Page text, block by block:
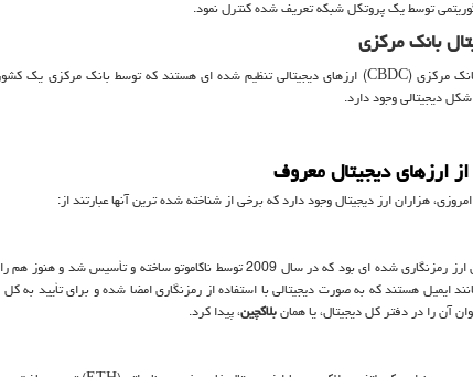
توسط یک پروتکل شبکه تعریف شده کنترل نمود.
بانک مرکزی
مرکزی (CBDC) ارزهای دیجیتالی تنظیم شده ای هستند که توسط بانک مرکزی یک
دیجیتالی وجود دارد.
ارزهای دیجیتال معروف
هزاران ارز دیجیتال وجود دارد که برخی از شناخته شده ترین آنها عبارتند از:
توسط ناکاموتو ساخته و تأسیس شد و هنوز هم رایج ترین و بزرگ ترین ارز دیجیتالی می باشد. تراکنش ها و
ایمیل هستند که به صورت دیجیتالی با استفاده از رمزنگاری امضا شده و برای تأیید
آن را در دفتر کل دیجیتال، یا همانبلاکچین، پیدا کرد.